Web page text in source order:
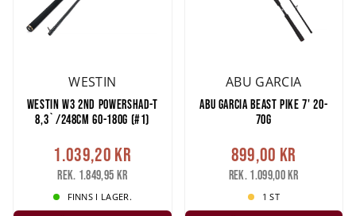
WESTIN
WESTIN W3 2ND POWERSHAD-T
8,3`/248CM 60-180G (#1)
1.039,20 kr
Rek. 1.849,95 kr
FINNS I LAGER.
ABU GARCIA
ABU GARCIA BEAST PIKE 7' 20-
70G
899,00 kr
Rek. 1.099,00 kr
1 ST